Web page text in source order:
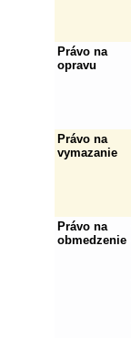
Právo na
opravu
Právo na
vymazanie
Právo na
obmedzenie